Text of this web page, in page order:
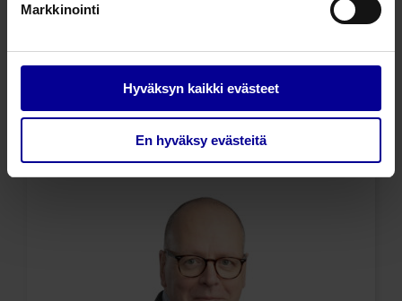
Markkinointi
Hyväksyn kaikki evästeet
En hyväksy evästeitä